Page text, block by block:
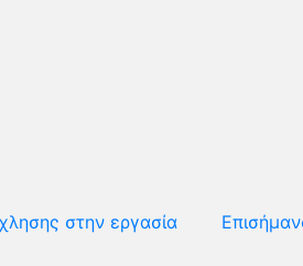
στην εργασία